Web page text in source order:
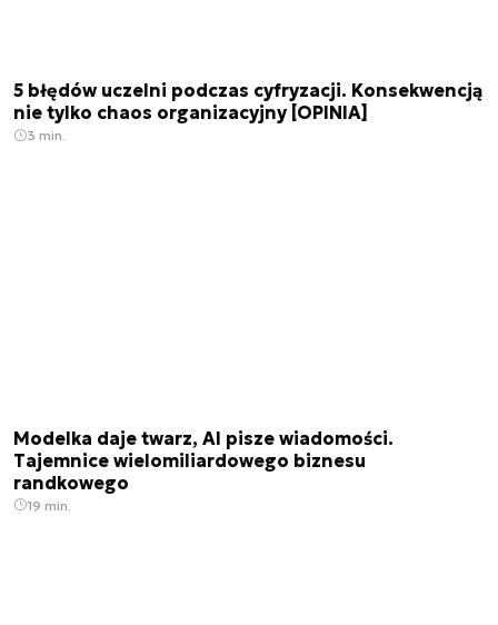
5 błędów uczelni podczas cyfryzacji. Konsekwencją
nie tylko chaos organizacyjny [OPINIA]
3 min.
Modelka daje twarz, AI pisze wiadomości.
Tajemnice wielomiliardowego biznesu
randkowego
19 min.